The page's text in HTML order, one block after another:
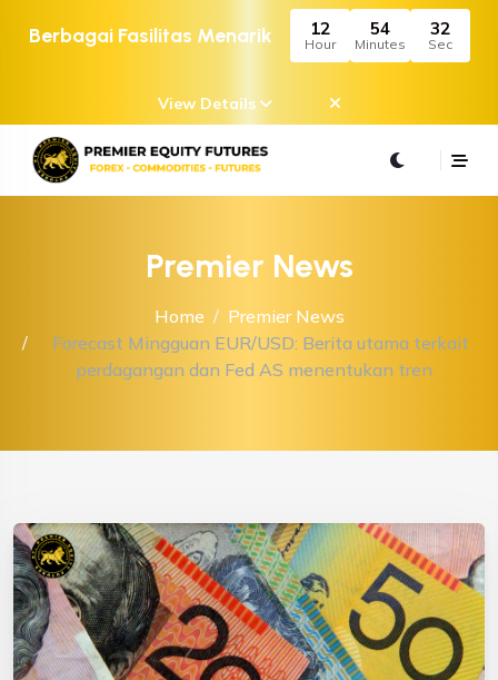
Berbagai Fasilitas Menarik 12
Hour
54
Minutes
32
Sec
View Details
Premier News
Home
Premier News
Forecast Mingguan EUR/USD: Berita utama terkait
perdagangan dan Fed AS menentukan tren